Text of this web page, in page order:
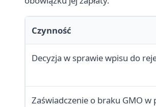
Czynność
Decyzja w sprawie wpisu do
Zaświadczenie o braku GMO w